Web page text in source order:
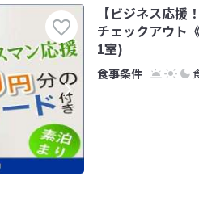
【ビジネス応
チェックアウト
1室)